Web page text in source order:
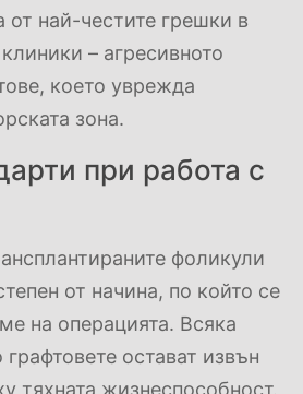
от най-честите грешки в
– агресивното
което уврежда
зона.
при работа с
фоликули
от начина, по който се
на операцията. Всяка
остават извън
тяхната жизнеспособност.